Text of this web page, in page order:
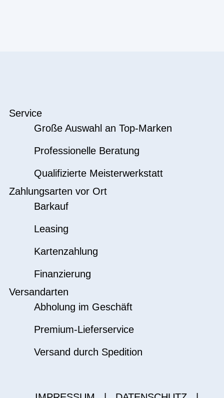
Service
Große Auswahl an Top-Marken
Professionelle Beratung
Qualifizierte Meisterwerkstatt
Zahlungsarten vor Ort
Barkauf
Leasing
Kartenzahlung
Finanzierung
Versandarten
Abholung im Geschäft
Premium-Lieferservice
Versand durch Spedition